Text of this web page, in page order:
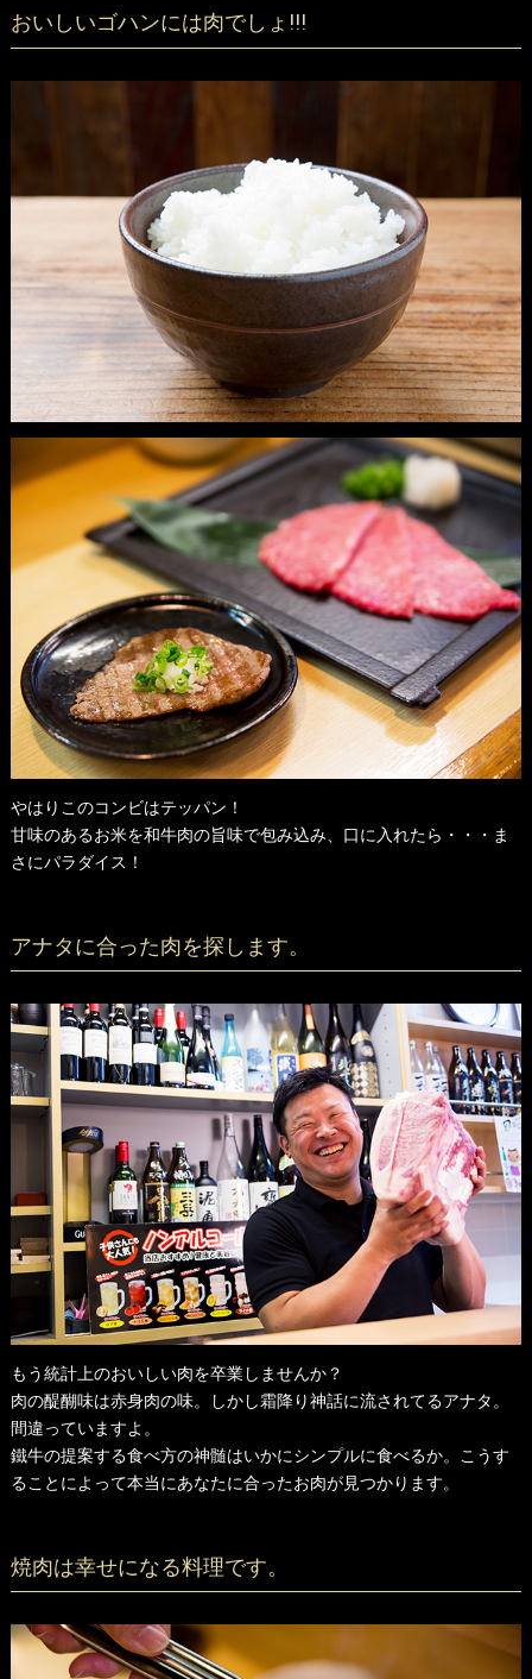
おいしいゴハンには肉でしょ!!!
やはりこのコンビはテッパン！
甘味のあるお米を和牛肉の旨味で包み込み、口に入れたら・・・ま
さにパラダイス！
アナタに合った肉を探します。
もう統計上のおいしい肉を卒業しませんか？
肉の醍醐味は赤身肉の味。しかし霜降り神話に流されてるアナタ。
間違っていますよ。
鐵牛の提案する食べ方の神髄はいかにシンプルに食べるか。こうす
ることによって本当にあなたに合ったお肉が見つかります。
焼肉は幸せになる料理です。